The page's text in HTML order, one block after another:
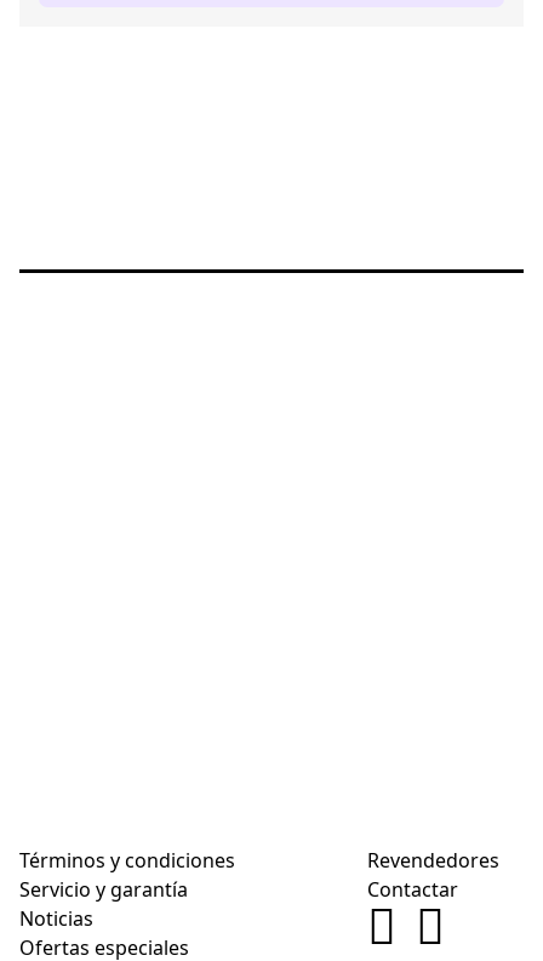
Términos y condiciones
Servicio y garantía
Noticias
Ofertas especiales
Revendedores
Contactar